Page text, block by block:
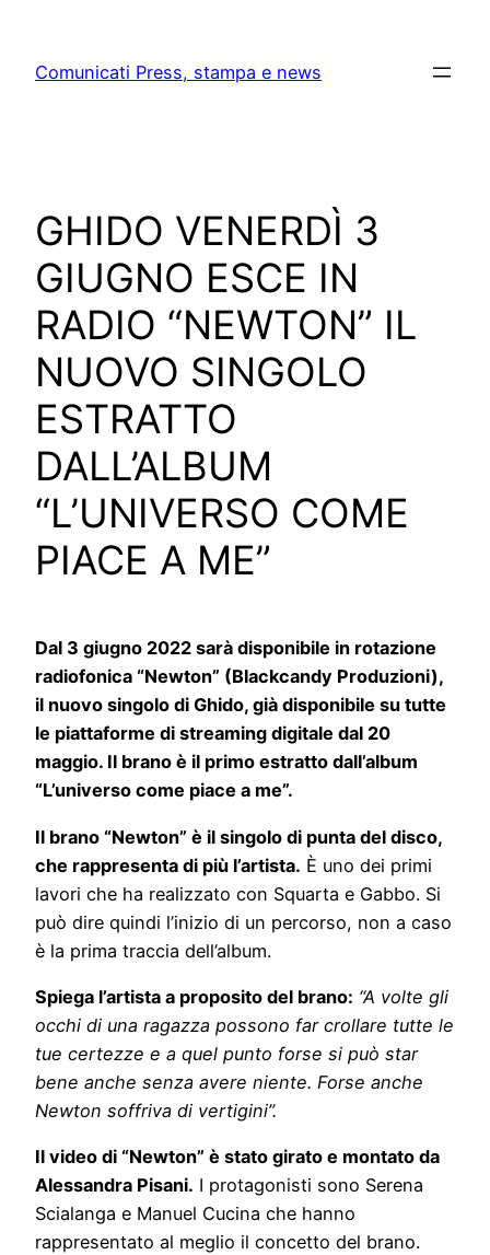
content
Comunicati Press, stampa e news
GHIDO VENERDÌ 3
GIUGNO ESCE IN
RADIO “NEWTON” IL
NUOVO SINGOLO
ESTRATTO
DALL’ALBUM
“L’UNIVERSO COME
PIACE A ME”
Dal 3 giugno 2022 sarà disponibile in rotazione
radiofonica “Newton” (Blackcandy Produzioni),
il nuovo singolo di Ghido, già disponibile su tutte
le piattaforme di streaming digitale dal 20
maggio. Il brano è il primo estratto dall’album
“L’universo come piace a me”.
Il brano “Newton” è il singolo di punta del disco,
che rappresenta di più l’artista. È uno dei primi
lavori che ha realizzato con Squarta e Gabbo. Si
può dire quindi l’inizio di un percorso, non a caso
è la prima traccia dell’album.
Spiega l’artista a proposito del brano: “A volte gli
occhi di una ragazza possono far crollare tutte le
tue certezze e a quel punto forse si può star
bene anche senza avere niente. Forse anche
Newton soffriva di vertigini”.
Il video di “Newton” è stato girato e montato da
Alessandra Pisani. I protagonisti sono Serena
Scialanga e Manuel Cucina che hanno
rappresentato al meglio il concetto del brano.